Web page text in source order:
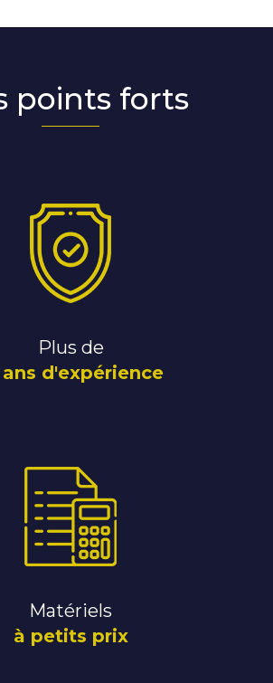
points forts
Plus de
ans d'expérience
Matériels
à petits prix